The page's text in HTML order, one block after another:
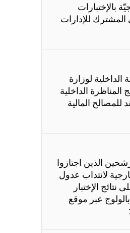
بالإختبارات
المشترك للإدارات
الداخلية لوزارة
المناظرة الداخلية
للمصالح المالية
الذين اجتازوا
لانتداب عدول
نتائج الإختبار
عبر موقع